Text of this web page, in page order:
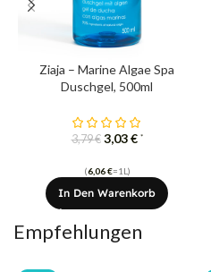
Ziaja – Marine Algae Spa
Duschgel, 500ml
3,79€ 3,03€ *
(6,06€=1L)
In Den Warenkorb
Empfehlungen